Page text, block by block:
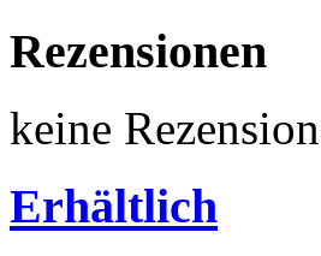
Rezensionen
keine
Erhältlich